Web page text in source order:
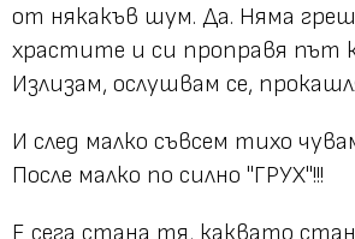
от някакъв шум. Да. Няма
храстите и си проправя път
Излизам, ослушвам се,
И след малко съвсем тихо
После малко по силно "ГРУХ"!!!